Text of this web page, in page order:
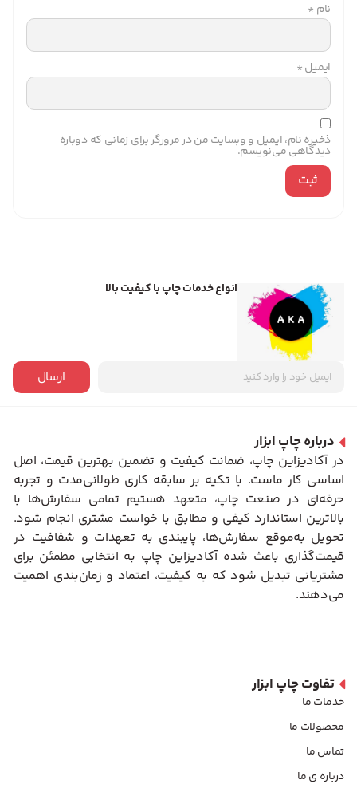
نام *
ایمیل*
ذخیره نام، ایمیل و وبسایت من در مرورگر برای زمانی که دوباره
دیدگاهی می‌نویسم.
انواع خدمات چاپ با کیفیت بالا
ارسال
درباره چاپ ابزار
در آکادیزاین چاپ، ضمانت کیفیت و تضمین بهترین قیمت، اصل
اساسی کار ماست. با تکیه بر سابقه کاری طولانی‌مدت و تجربه
حرفه‌ای در صنعت چاپ، متعهد هستیم تمامی سفارش‌ها با
بالاترین استاندارد کیفی و مطابق با خواست مشتری انجام شود.
تحویل به‌موقع سفارش‌ها، پایبندی به تعهدات و شفافیت در
قیمت‌گذاری باعث شده آکادیزاین چاپ به انتخابی مطمئن برای
مشتریانی تبدیل شود که به کیفیت، اعتماد و زمان‌بندی اهمیت
می‌دهند.
تفاوت چاپ ابزار
خدمات ما
محصولات ما
تماس ما
درباره ی ما